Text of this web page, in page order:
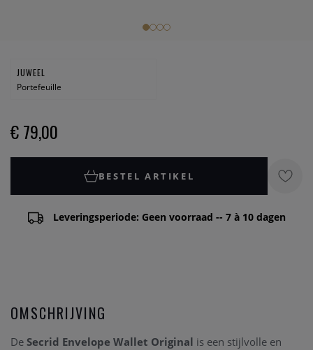
JUWEEL
Portefeuille
€ 79,00
BESTEL ARTIKEL
Leveringsperiode: Geen voorraad -- 7 à 10 dagen
OMSCHRIJVING
De Secrid Envelope Wallet Original is een stijlvolle en